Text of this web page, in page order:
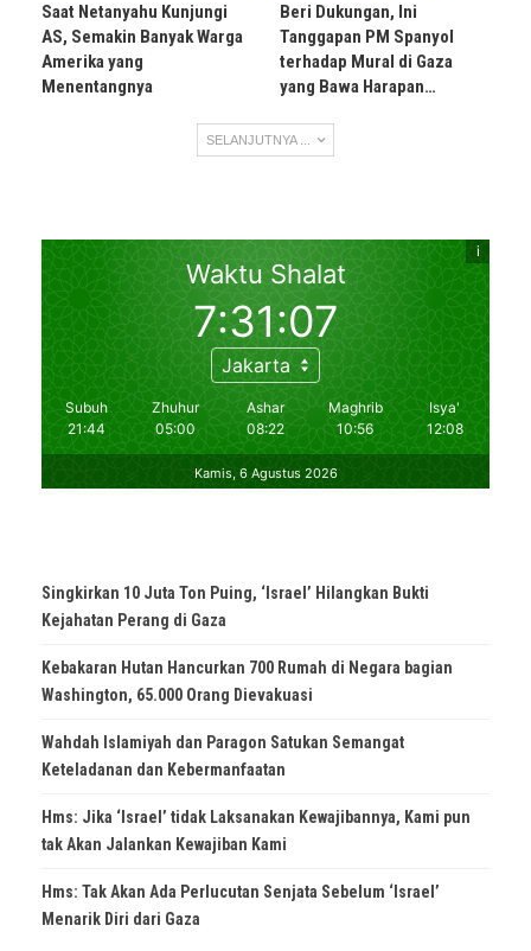
Saat Netanyahu Kunjungi
AS, Semakin Banyak Warga
Amerika yang
Menentangnya
Beri Dukungan, Ini
Tanggapan PM Spanyol
terhadap Mural di Gaza
yang Bawa Harapan…
SELANJUTNYA ...
Singkirkan 10 Juta Ton Puing, ‘Israel’ Hilangkan Bukti
Kejahatan Perang di Gaza
Kebakaran Hutan Hancurkan 700 Rumah di Negara bagian
Washington, 65.000 Orang Dievakuasi
Wahdah Islamiyah dan Paragon Satukan Semangat
Keteladanan dan Kebermanfaatan
Hms: Jika ‘Israel’ tidak Laksanakan Kewajibannya, Kami pun
tak Akan Jalankan Kewajiban Kami
Hms: Tak Akan Ada Perlucutan Senjata Sebelum ‘Israel’
Menarik Diri dari Gaza